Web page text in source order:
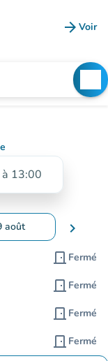
arrow_forward Voir
13:00
aoûtchanger de
chevron_right
door_front Fermé
door_front Fermé
door_front Fermé
door_front Fermé